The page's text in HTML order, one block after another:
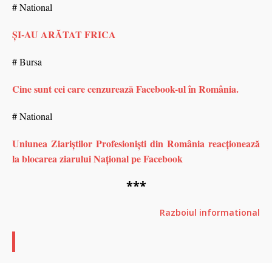
# National
ȘI-AU ARĂTAT FRICA
# Bursa
Cine sunt cei care cenzurează Facebook-ul în România.
# National
Uniunea Ziariștilor Profesioniști din România reacționează
la blocarea ziarului Național pe Facebook
***
Razboiul informational